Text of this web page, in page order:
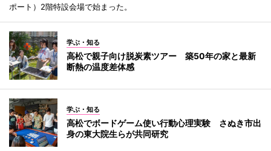
ポート）2階特設会場で始まった。
学ぶ・知る
高松で親子向け脱炭素ツアー 築50年の家と最新
断熱の温度差体感
学ぶ・知る
高松でボードゲーム使い行動心理実験 さぬき市出
身の東大院生らが共同研究